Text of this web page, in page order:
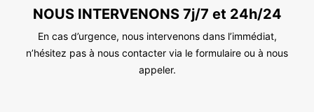
NOUS INTERVENONS 7j/7 et 24h/24
En cas d’urgence, nous intervenons dans l’immédiat,
n’hésitez pas à nous contacter via le formulaire ou à nous
appeler.